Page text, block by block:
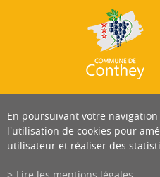
En poursuivant votre
l'utilisation de cookies pour
utilisateur et réaliser des